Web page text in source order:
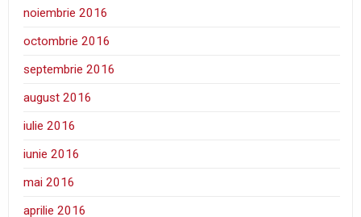
noiembrie 2016
octombrie 2016
septembrie 2016
august 2016
iulie 2016
iunie 2016
mai 2016
aprilie 2016